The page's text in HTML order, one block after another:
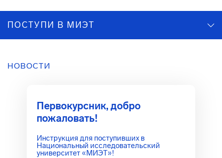
ПОСТУПИ В МИЭТ
НОВОСТИ
Первокурсник, добро
пожаловать!
Инструкция для поступивших в
Национальный исследовательский
университет «МИЭТ»!